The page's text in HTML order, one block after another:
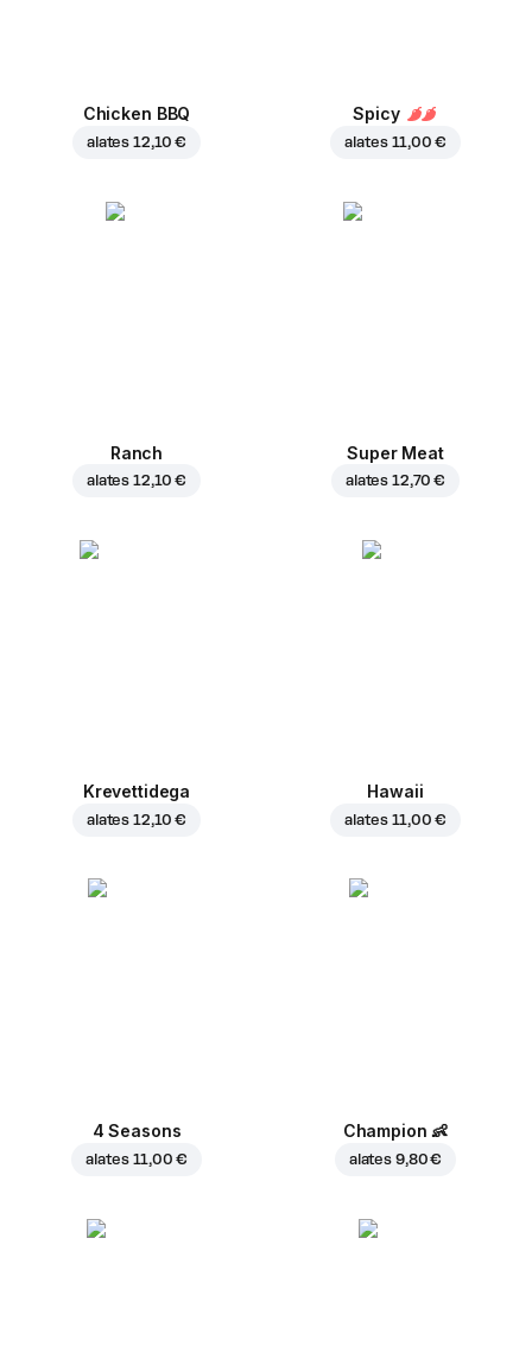
Chicken BBQ
alates 12,10 €
Spicy
alates 11,00 €
Ranch
alates 12,10 €
Super Meat
alates 12,70 €
Krevettidega
alates 12,10 €
Hawaii
alates 11,00 €
4 Seasons
alates 11,00 €
Champion 👶
alates 9,80 €